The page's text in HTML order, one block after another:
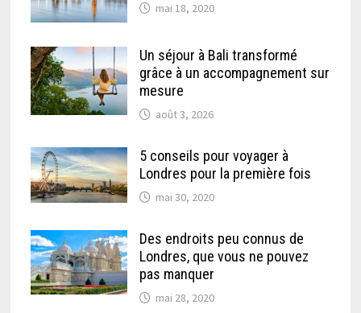
mai 18, 2020
Un séjour à Bali transformé
grâce à un accompagnement sur
mesure
août 3, 2026
5 conseils pour voyager à
Londres pour la première fois
mai 30, 2020
Des endroits peu connus de
Londres, que vous ne pouvez
pas manquer
mai 28, 2020